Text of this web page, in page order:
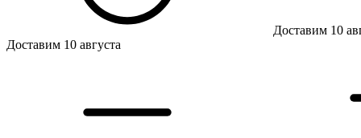
Доставим 10 августа
Доставим 10